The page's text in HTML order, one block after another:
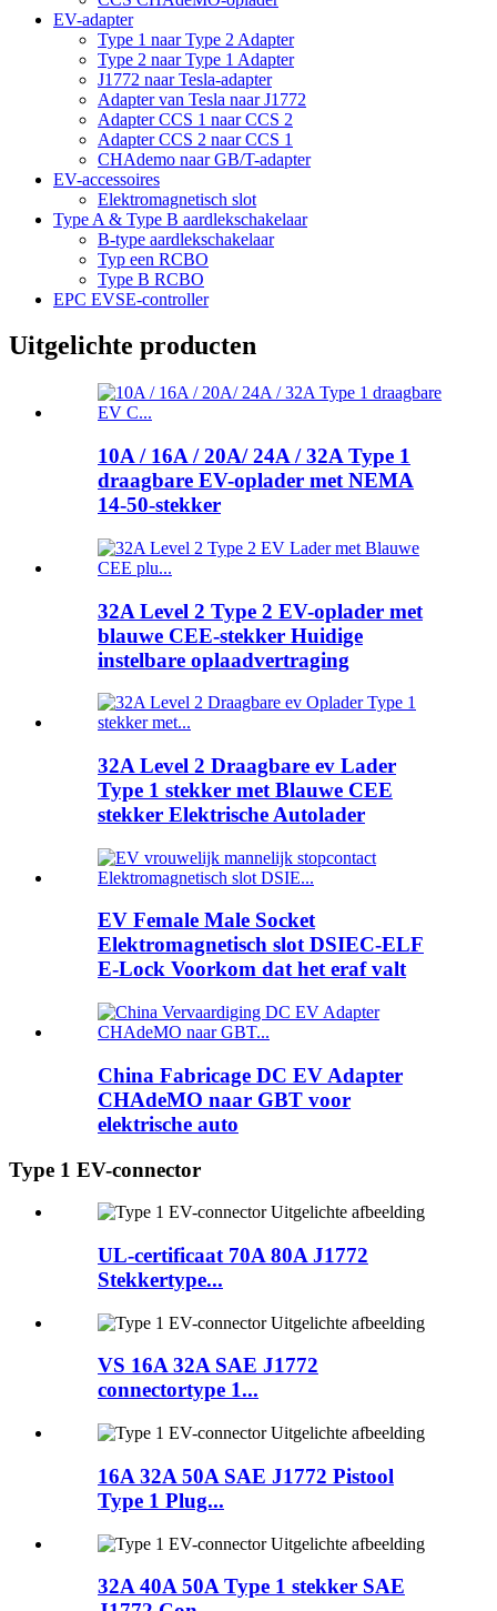
EV-adapter
Type 1 naar Type 2 Adapter
Type 2 naar Type 1 Adapter
J1772 naar Tesla-adapter
Adapter van Tesla naar J1772
Adapter CCS 1 naar CCS 2
Adapter CCS 2 naar CCS 1
CHAdemo naar GB/T-adapter
EV-accessoires
Elektromagnetisch slot
Type A & Type B aardlekschakelaar
B-type aardlekschakelaar
Typ een RCBO
Type B RCBO
EPC EVSE-controller
Uitgelichte producten
10A / 16A / 20A/ 24A / 32A Type 1
draagbare EV-oplader met NEMA
14-50-stekker
32A Level 2 Type 2 EV-oplader met
blauwe CEE-stekker Huidige
instelbare oplaadvertraging
32A Level 2 Draagbare ev Lader
Type 1 stekker met Blauwe CEE
stekker Elektrische Autolader
EV Female Male Socket
Elektromagnetisch slot DSIEC-ELF
E-Lock Voorkom dat het eraf valt
China Fabricage DC EV Adapter
CHAdeMO naar GBT voor
elektrische auto
Type 1 EV-connector
UL-certificaat 70A 80A J1772
Stekkertype...
VS 16A 32A SAE J1772
connectortype 1...
16A 32A 50A SAE J1772 Pistool
Type 1 Plug...
32A 40A 50A Type 1 stekker SAE